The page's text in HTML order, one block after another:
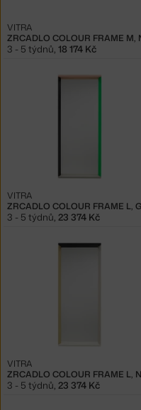
VITRA
3 - 5 týdnů, 18 174 Kč
VITRA
3 - 5 týdnů, 23 374 Kč
VITRA
3 - 5 týdnů, 23 374 Kč